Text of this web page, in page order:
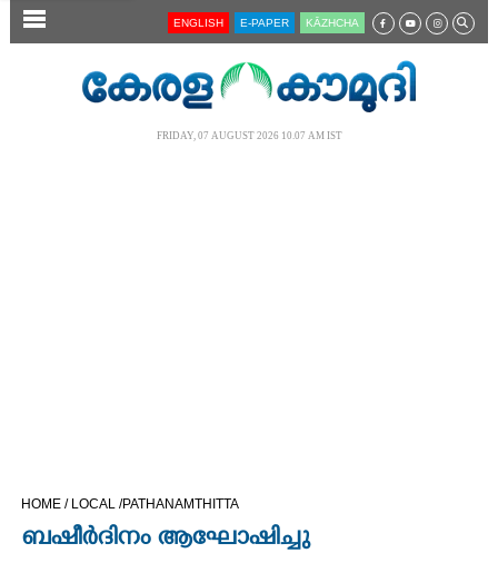
SECTIONS ENGLISH E-PAPER KĀZHCHA
FRIDAY, 07 AUGUST 2026 10.07 AM IST
HOME / LOCAL /PATHANAMTHITTA
ബഷീർദിനം ആഘോഷിച്ചു